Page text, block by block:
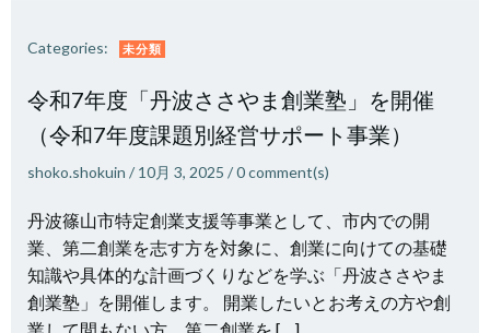
Categories: 未分類
令和7年度「丹波ささやま創業塾」を開催
（令和7年度課題別経営サポート事業）
shoko.shokuin / 10月 3, 2025 /0comment(s)
丹波篠山市特定創業支援等事業として、市内での開
業、第二創業を志す方を対象に、創業に向けての基礎
知識や具体的な計画づくりなどを学ぶ「丹波ささやま
創業塾」を開催します。 開業したいとお考えの方や創